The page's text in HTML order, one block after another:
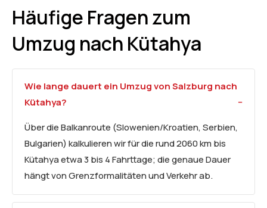
Häufige Fragen zum
Umzug nach Kütahya
Wie lange dauert ein Umzug von Salzburg nach
Kütahya?
Über die Balkanroute (Slowenien/Kroatien, Serbien,
Bulgarien) kalkulieren wir für die rund 2060 km bis
Kütahya etwa 3 bis 4 Fahrttage; die genaue Dauer
hängt von Grenzformalitäten und Verkehr ab.